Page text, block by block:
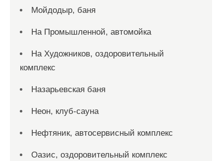
Мойдодыр, баня
На Промышленной, автомойка
На Художников, оздоровительный
комплекс
Назарьевская баня
Неон, клуб-сауна
Нефтяник, автосервисный комплекс
Оазис, оздоровительный комплекс